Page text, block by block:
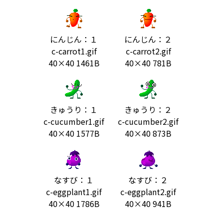
にんじん：１
c-carrot1.gif
40×40 1461B
にんじん：２
c-carrot2.gif
40×40 781B
きゅうり：１
c-cucumber1.gif
40×40 1577B
きゅうり：２
c-cucumber2.gif
40×40 873B
なすび：１
c-eggplant1.gif
40×40 1786B
なすび：２
c-eggplant2.gif
40×40 941B